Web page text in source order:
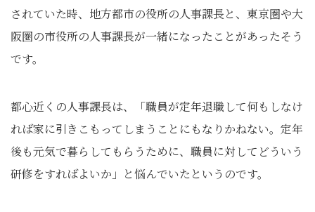
されていた時、地方都市の役所の人事課長と、東京圏や大
阪圏の市役所の人事課長が一緒になったことがあったそう
です。
都心近くの人事課長は、「職員が定年退職して何もしなけ
れば家に引きこもってしまうことにもなりかねない。定年
後も元気で暮らしてもらうために、職員に対してどういう
研修をすればよいか」と悩んでいたというのです。